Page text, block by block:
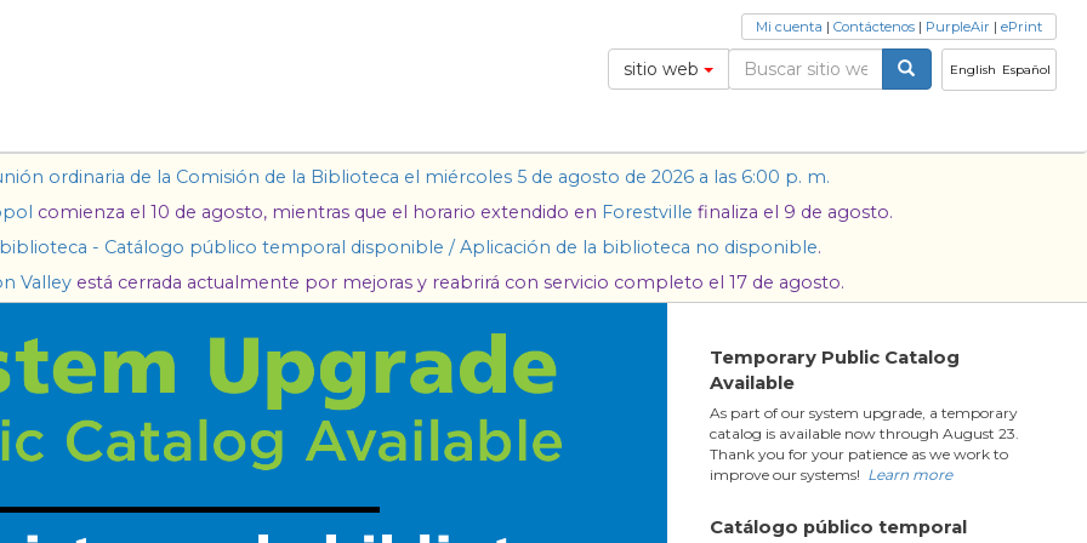
English Español
sitio web
ordinaria de la Comisión de la Biblioteca el miércoles 5 de agosto de 2026 a las 6:00 p. m.
comienza el 10 de agosto, mientras que el horario extendido en Forestville finaliza el 9 de agosto.
- Catálogo público temporal disponible / Aplicación de la biblioteca no disponible.
Valley está cerrada actualmente por mejoras y reabrirá con servicio completo el 17 de agosto.
Temporary Public Catalog
Available
As part of our system upgrade, a temporary
catalog is available now through August 23.
Thank you for your patience as we work to
improve our systems! Learn more
Catálogo público temporal
Mi cuenta | Contáctenos | PurpleAir | ePrint